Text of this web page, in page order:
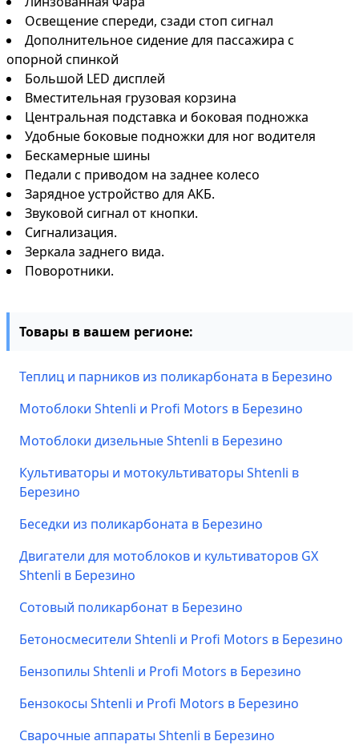
Освещение спереди, сзади стоп сигнал
Дополнительное сидение для пассажира с
опорной спинкой
Большой LED дисплей
Вместительная грузовая корзина
Центральная подставка и боковая подножка
Удобные боковые подножки для ног водителя
Бескамерные шины
Педали с приводом на заднее колесо
Зарядное устройство для АКБ.
Звуковой сигнал от кнопки.
Сигнализация.
Зеркала заднего вида.
Поворотники.
Товары в вашем регионе:
Теплиц и парников из поликарбоната в Березино
Мотоблоки Shtenli и Profi Motors в Березино
Мотоблоки дизельные Shtenli в Березино
Культиваторы и мотокультиваторы Shtenli в
Березино
Беседки из поликарбоната в Березино
Двигатели для мотоблоков и культиваторов GX
Shtenli в Березино
Сотовый поликарбонат в Березино
Бетоносмесители Shtenli и Profi Motors в Березино
Бензопилы Shtenli и Profi Motors в Березино
Бензокосы Shtenli и Profi Motors в Березино
Сварочные аппараты Shtenli в Березино